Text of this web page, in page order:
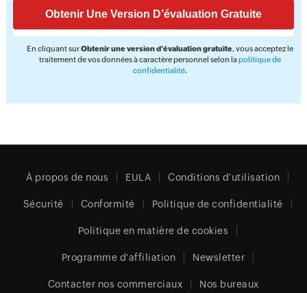
En cliquant surObtenir une version d’évaluation gratuite, vous acceptez le
traitement de vos données à caractère personnel selon lapolitique de
confidentialité.
À propos de nous EULA Conditions d'utilisation
Sécurité Conformité Politique de confidentialité
Politique en matière de cookies
Programme d'affiliation Newsletter
Contacter nos commerciaux Nos bureaux